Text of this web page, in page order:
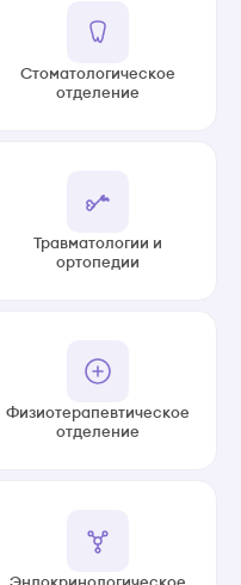
Стоматологическое
отделение
Травматологии и
ортопедии
Физиотерапевтическое
отделение